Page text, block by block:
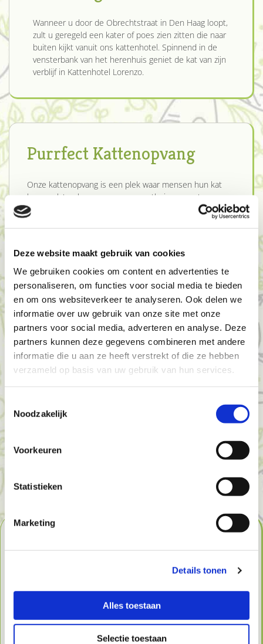
Deze website maakt gebruik van cookies
We gebruiken cookies om content en advertenties te
personaliseren, om functies voor social media te bieden
en om ons websiteverkeer te analyseren. Ook delen we
informatie over uw gebruik van onze site met onze
partners voor social media, adverteren en analyse. Deze
partners kunnen deze gegevens combineren met andere
informatie die u aan ze heeft verstrekt of die ze hebben
verzameld op basis van uw gebruik van hun services.
Toestemmingsselectie
Noodzakelijk
Voorkeuren
Statistieken
Marketing
Details tonen
Alles toestaan
Selectie toestaan
Wanneer u door de Obrechtstraat in Den Haag loopt,
zult u geregeld een kater of poes zien zitten die naar
buiten kijkt vanuit ons kattenhotel. Spinnend in de
vensterbank van het herenhuis geniet de kat van zijn
verblijf in Kattenhotel Lorenzo.
Purrfect Kattenopvang
Onze kattenopvang is een plek waar mensen hun kat
kunnen laten logeren wanneer er thuis, om wat voor
reden dan ook, niet voor gezorgd kan worden.
kerst moet u ruim van te voren een plek reserveren.
Ons Haagse herenhuis is bij uitstek het hotel om uw kat
te laten logeren. Voor een paar dagen of langer dan een
maand: uw huisdier krijgt de optimale verzorging die hij
of zij nodig heeft. Het hotel is er speciaal op ingericht zo
comfortabel mogelijk te zijn voor uw kat.
U bent van harte welkom, uiteraard volledig vrijblijvend,
om te komen kijken hoe de katten worden opgevangen.
Certificeringen
Wij zijn gecertificeerd doorDierbaar, het keurmerk voor
de huisdierenbranche.